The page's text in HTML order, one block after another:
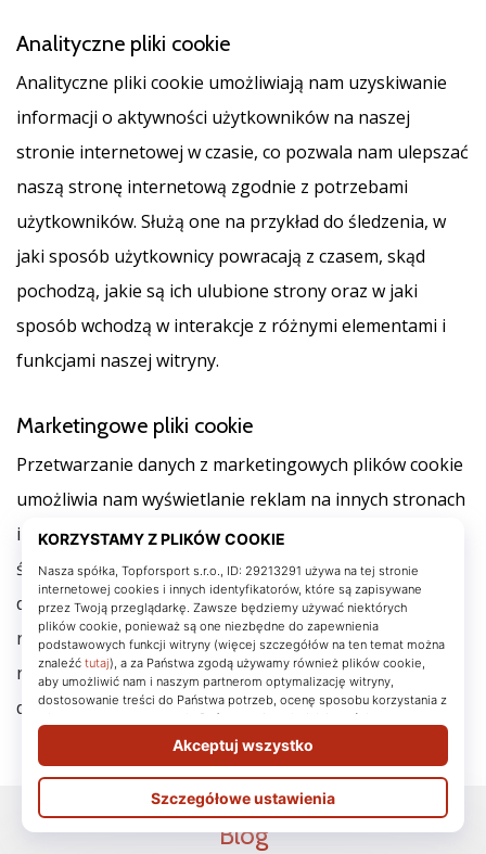
Analityczne pliki cookie
Analityczne pliki cookie umożliwiają nam uzyskiwanie
informacji o aktywności użytkowników na naszej
stronie internetowej w czasie, co pozwala nam ulepszać
naszą stronę internetową zgodnie z potrzebami
użytkowników. Służą one na przykład do śledzenia, w
jaki sposób użytkownicy powracają z czasem, skąd
pochodzą, jakie są ich ulubione strony oraz w jaki
sposób wchodzą w interakcje z różnymi elementami i
funkcjami naszej witryny.
Marketingowe pliki cookie
Przetwarzanie danych z marketingowych plików cookie
umożliwia nam wyświetlanie reklam na innych stronach
internetowych. Są one również wykorzystywane do
śledzenia reklam klikanych przez użytkowników lub
działań podejmowanych przez nich po kliknięciu na
reklamę. Przetwarzanie tych danych umożliwia nam
również tworzenie i wyświetlanie reklam
dostosowanych do potrzeb użytkownika.
Blog